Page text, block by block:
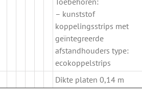
– kunststof
koppelingsstrips met
geïntegreerde
afstandhouders type:
ecokoppelstrips
Dikte platen 0,14 m